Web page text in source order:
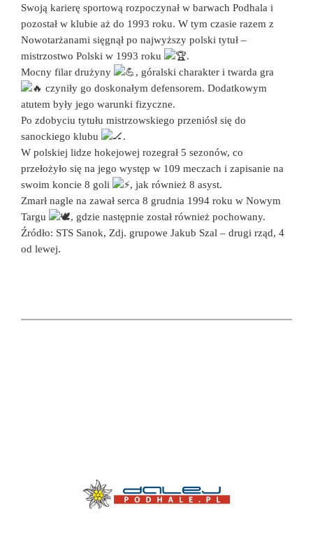
Swoją karierę sportową rozpoczynał w barwach Podhala i
pozostał w klubie aż do 1993 roku. W tym czasie razem z
Nowotarżanami sięgnął po najwyższy polski tytuł –
mistrzostwo Polski w 1993 roku
.
Mocny filar drużyny
, góralski charakter i twarda gra
czyniły go doskonałym defensorem. Dodatkowym
atutem były jego warunki fizyczne.
Po zdobyciu tytułu mistrzowskiego przeniósł się do
sanockiego klubu
.
W polskiej lidze hokejowej rozegrał 5 sezonów, co
przełożyło się na jego występ w 109 meczach i zapisanie na
swoim koncie 8 goli
, jak również 8 asyst.
Zmarł nagle na zawał serca 8 grudnia 1994 roku w Nowym
Targu
, gdzie następnie został również pochowany.
Źródło: STS Sanok, Zdj. grupowe Jakub Szal – drugi rząd, 4
od lewej.